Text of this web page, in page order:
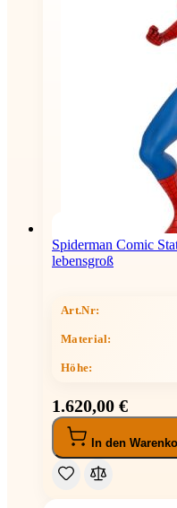
Spiderman Comic
lebensgroß
Art.Nr:
Material:
Höhe:
1.620,00 €
In den